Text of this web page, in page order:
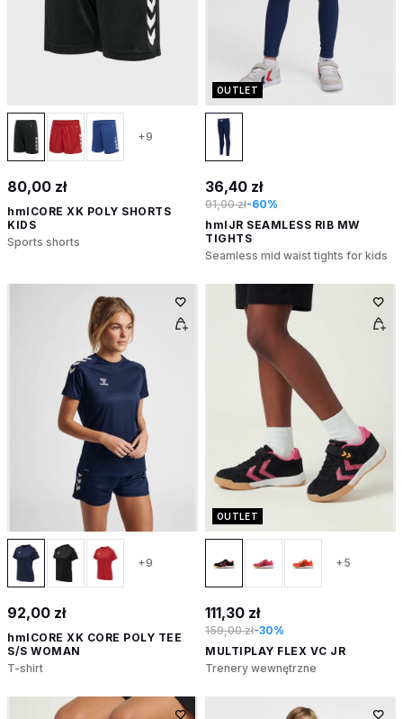
+9
80,00 zł
hmlCORE XK POLY SHORTS
KIDS
Sports shorts
OUTLET
36,40 zł
91,00 zł-60%
hmlJR SEAMLESS RIB MW
TIGHTS
Seamless mid waist tights for kids
+9
92,00 zł
hmlCORE XK CORE POLY TEE
S/S WOMAN
T-shirt
OUTLET
+5
111,30 zł
159,00 zł-30%
MULTIPLAY FLEX VC JR
Trenery wewnętrzne